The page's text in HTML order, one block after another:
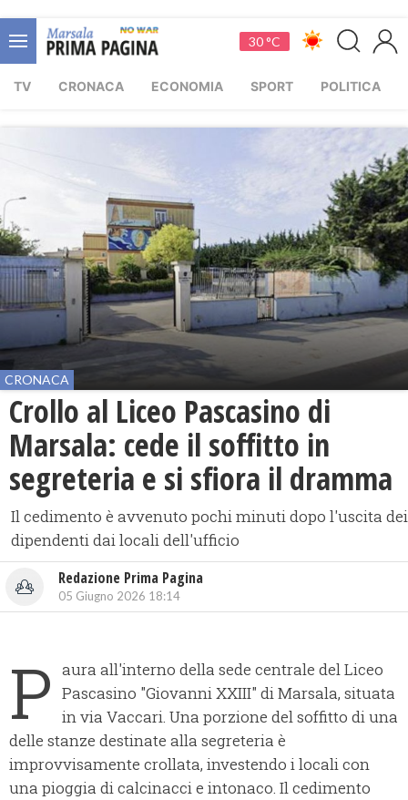
30 °C
TV CRONACA ECONOMIA SPORT POLITICA
CRONACA
Crollo al Liceo Pascasino di
Marsala: cede il soffitto in
segreteria e si sfiora il dramma
Il cedimento è avvenuto pochi minuti dopo l'uscita dei
dipendenti dai locali dell'ufficio
Redazione Prima Pagina
05 Giugno 2026 18:14
P aura all'interno della sede centrale del Liceo
Pascasino "Giovanni XXIII" di Marsala, situata
in via Vaccari. Una porzione del soffitto di una
delle stanze destinate alla segreteria è
improvvisamente crollata, investendo i locali con
una pioggia di calcinacci e intonaco. Il cedimento